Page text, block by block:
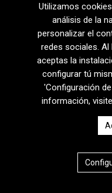
08720 Vilafranca del
+34 938
|Política
Utilizamos
análisis de la
personalizar el
redes sociales.
aceptas la
configurar tú
'Configuración
información,